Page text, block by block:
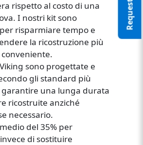
rispetto al costo di una
I nostri kit sono
risparmiare tempo e
la ricostruzione più
sono progettate e
gli standard più
garantire una lunga durata
ricostruite anziché
necessario.
del 35% per
di sostituire